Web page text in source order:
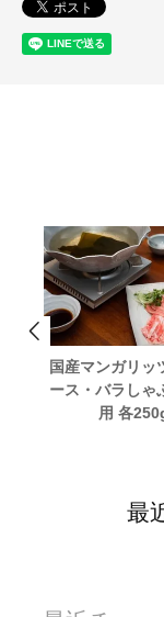
国産マンガリッ
ース・バラしゃ
用 各
最